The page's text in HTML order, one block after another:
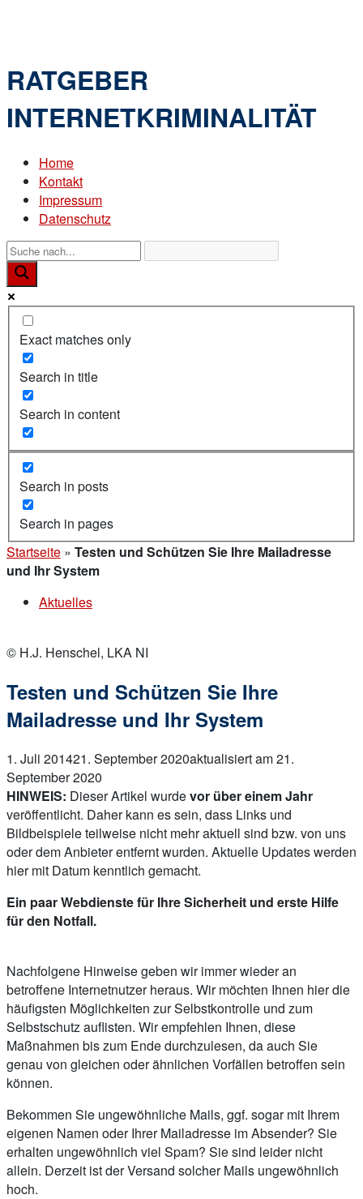
RATGEBER
INTERNETKRIMINALITÄT
Home
Kontakt
Impressum
Datenschutz
Exact matches only
Search in title
Search in content
Search in posts
Search in pages
Startseite » Testen und Schützen Sie Ihre Mailadresse
und Ihr System
Aktuelles
© H.J. Henschel, LKA NI
Testen und Schützen Sie Ihre
Mailadresse und Ihr System
1. Juli 201421. September 2020aktualisiert am 21.
September 2020
HINWEIS: Dieser Artikel wurdevor über einem Jahr
veröffentlicht. Daher kann es sein, dass Links und
Bildbeispiele teilweise nicht mehr aktuell sind bzw. von uns
oder dem Anbieter entfernt wurden. Aktuelle Updates werden
hier mit Datum kenntlich gemacht.
Ein paar Webdienste für Ihre Sicherheit und erste Hilfe
für den Notfall.
Nachfolgene Hinweise geben wir immer wieder an
betroffene Internetnutzer heraus. Wir möchten Ihnen hier die
häufigsten Möglichkeiten zur Selbstkontrolle und zum
Selbstschutz auflisten. Wir empfehlen Ihnen, diese
Maßnahmen bis zum Ende durchzulesen, da auch Sie
genau von gleichen oder ähnlichen Vorfällen betroffen sein
können.
Bekommen Sie ungewöhnliche Mails, ggf. sogar mit Ihrem
eigenen Namen oder Ihrer Mailadresse im Absender? Sie
erhalten ungewöhnlich viel Spam? Sie sind leider nicht
allein. Derzeit ist der Versand solcher Mails ungewöhnlich
hoch.